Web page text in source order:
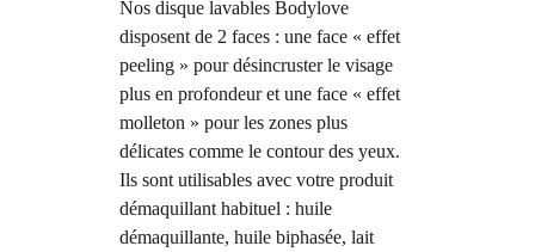
Nos disque lavables Bodylove
disposent de 2 faces : une face « effet
peeling » pour désincruster le visage
plus en profondeur et une face « effet
molleton » pour les zones plus
délicates comme le contour des yeux.
Ils sont utilisables avec votre produit
démaquillant habituel : huile
démaquillante, huile biphasée, lait